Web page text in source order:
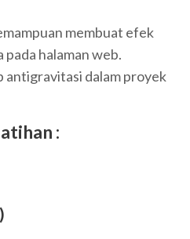
membuat efek
halaman web.
antigravitasi dalam proyek
: